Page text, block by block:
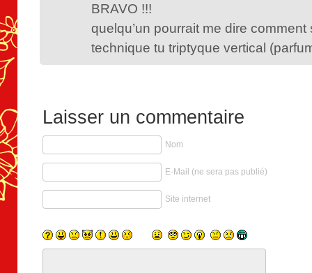
BRAVO !!!
quelqu’un pourrait me dire comment
technique tu triptyque vertical
Laisser un commentaire
Nom
E-Mail (ne sera pas publié)
Site internet